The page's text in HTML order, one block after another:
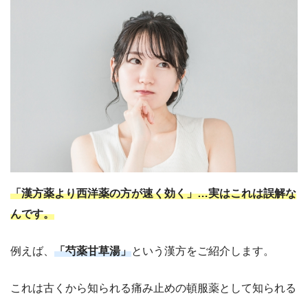
「漢方薬より西洋薬の方が速く効く」…実はこれは誤解な
んです。
例えば、 「芍薬甘草湯」という漢方をご紹介します。
これは古くから知られる痛み止めの頓服薬として知られる